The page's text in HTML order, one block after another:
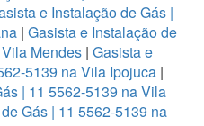
e Instalação de Gás |
| Gasista e Instalação de
Mendes | Gasista e
5139 na Vila Ipojuca|
| 11 5562-5139 na Vila
Gás | 11 5562-5139 na